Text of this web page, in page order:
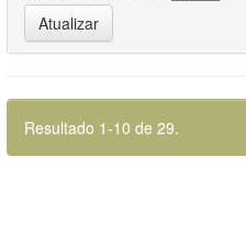
Resultado 1-10 de 29.